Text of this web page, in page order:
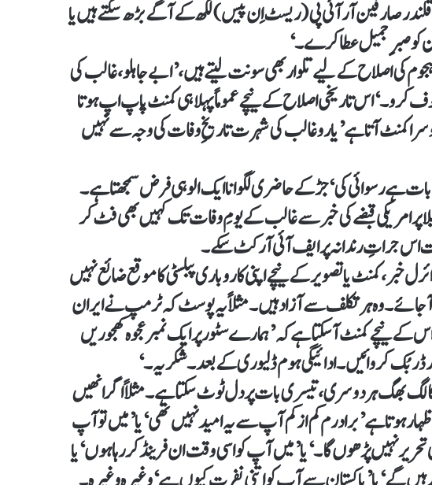
صارفین آر آئی پی (ریسٹ اِن پیس) لکھ کے آگے بڑھ سکتے ہیں یا
کو صبرِ جمیل عطا کرے۔‘
کی اصلاح کے لیے تلوار بھی سونت لیتے ہیں، ’ابے جاہلو، غالب کی
کا خوف کرو۔‘ اس تاریخی اصلاح کے نیچے عموماً پہلا ہی کمنٹ پاپ اپ ہوتا
کمنٹ آتا ہے ’یارو غالب کی شہرت تاریخِ وفات کی وجہ سے نہیں
بات ہے رسوائی کی‘ جڑ کے حاضری لگوانا ایک الوہی فرض سمجھتا ہے۔
پر امریکی قبضے کی خبر سے غالب کے یومِ وفات تک کہیں بھی فٹ کر
اس جراتِ رندانہ پر ایف آئی آر کٹ سکے۔
خبر، کمنٹ یا تصویر کے نیچے اپنی کاروباری پبلسٹی کا موقع ضائع نہیں
آ جائے۔ وہ ہر تکلف سے آزاد ہیں۔ مثلاً یہ پوسٹ کہ ٹرمپ نے ایران
نیچے کمنٹ آ سکتا ہے کہ ’ہمارے سٹور پر ایک نمبر عجوہ کھجوریں
بُک کروائیں۔ ادائیگی ہوم ڈلیوری کے بعد۔ شکریہ۔‘
بھگ ہر دوسری، تیسری بات پر دل ٹوٹ سکتا ہے۔ مثلاً اگر انھیں
ہوتا ہے ’برادرم کم ازکم آپ سے یہ امید نہیں تھی‘ یا ’میں تو آپ
نہیں پڑھوں گا۔‘ یا ’میں آپ کو اسی وقت ان فرینڈ کر رہا ہوں‘ یا